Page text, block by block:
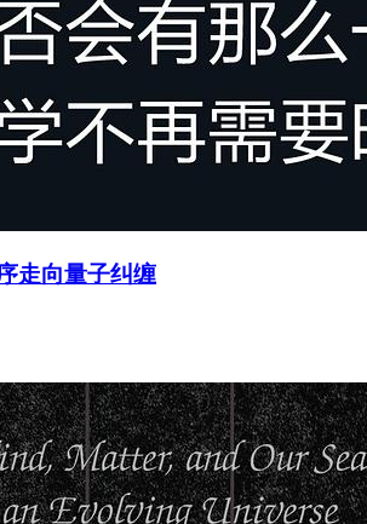
走向量子纠缠